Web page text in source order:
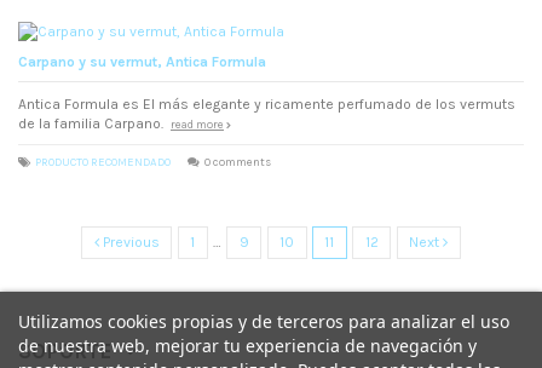
Carpano y su vermut, Antica Formula
Antica Formula es El más elegante y ricamente perfumado de los vermuts
de la familia Carpano.
read more
PRODUCTO RECOMENDADO 0 comments
Previous 1 … 9 10 11 12 Next
SOPORTE
Utilizamos cookies propias y de terceros para analizar el uso
de nuestra web, mejorar tu experiencia de navegación y